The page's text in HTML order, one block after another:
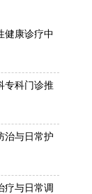
健康诊疗中
专科门诊推
治与日常护
疗与日常调